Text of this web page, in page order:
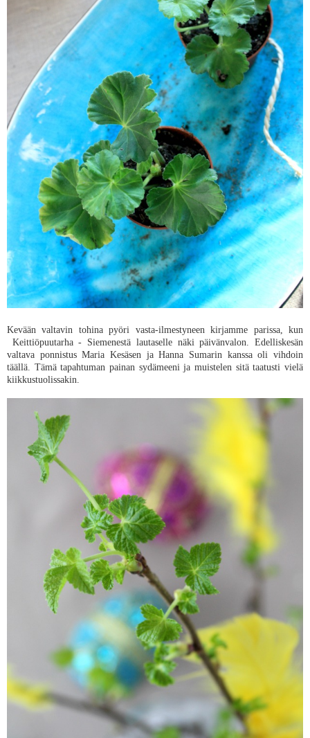
Kevään valtavin tohina pyöri vasta-ilmestyneen kirjamme parissa, kun
Keittiöpuutarha - Siemenestä lautaselle näki päivänvalon. Edelliskesän
valtava ponnistus Maria Kesäsen ja Hanna Sumarin kanssa oli vihdoin
täällä. Tämä tapahtuman painan sydämeeni ja muistelen sitä taatusti vielä
kiikkustuolissakin.